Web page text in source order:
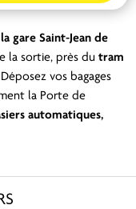
gare Saint-Jean de
la sortie, près du tram
vos bagages
la Porte de
automatiques,